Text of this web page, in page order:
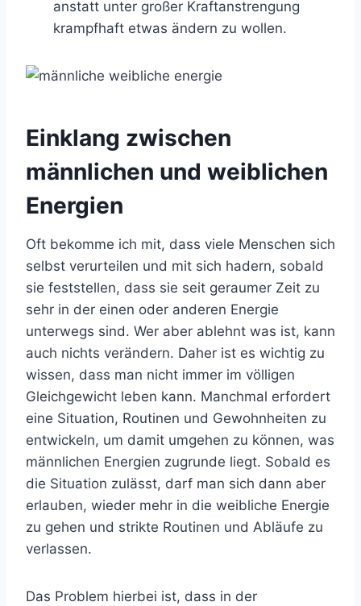
anstatt unter großer Kraftanstrengung
krampfhaft etwas ändern zu wollen.
Einklang zwischen
männlichen und weiblichen
Energien
Oft bekomme ich mit, dass viele Menschen sich
selbst verurteilen und mit sich hadern, sobald
sie feststellen, dass sie seit geraumer Zeit zu
sehr in der einen oder anderen Energie
unterwegs sind. Wer aber ablehnt was ist, kann
auch nichts verändern. Daher ist es wichtig zu
wissen, dass man nicht immer im völligen
Gleichgewicht leben kann. Manchmal erfordert
eine Situation, Routinen und Gewohnheiten zu
entwickeln, um damit umgehen zu können, was
männlichen Energien zugrunde liegt. Sobald es
die Situation zulässt, darf man sich dann aber
erlauben, wieder mehr in die weibliche Energie
zu gehen und strikte Routinen und Abläufe zu
verlassen.
Das Problem hierbei ist, dass in der